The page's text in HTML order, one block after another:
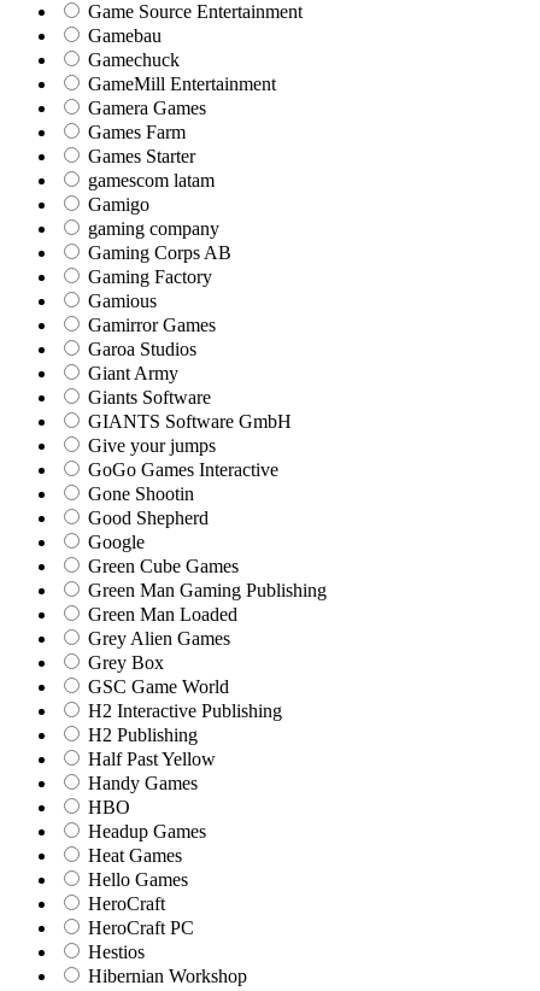
Game Source Entertainment
Gamebau
Gamechuck
GameMill Entertainment
Gamera Games
Games Farm
Games Starter
gamescom latam
Gamigo
gaming company
Gaming Corps AB
Gaming Factory
Gamious
Gamirror Games
Garoa Studios
Giant Army
Giants Software
GIANTS Software GmbH
Give your jumps
GoGo Games Interactive
Gone Shootin
Good Shepherd
Google
Green Cube Games
Green Man Gaming Publishing
Green Man Loaded
Grey Alien Games
Grey Box
GSC Game World
H2 Interactive Publishing
H2 Publishing
Half Past Yellow
Handy Games
HBO
Headup Games
Heat Games
Hello Games
HeroCraft
HeroCraft PC
Hestios
Hibernian Workshop